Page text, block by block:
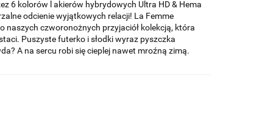
6 kolorów l akierów hybrydowych Ultra HD & Hema
odcienie wyjątkowych relacji! La Femme
naszych czworonożnych przyjaciół kolekcją, która
Puszyste futerko i słodki wyraz pyszczka
A na sercu robi się cieplej nawet mroźną zimą.